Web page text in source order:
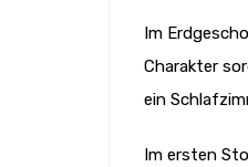
Im
Charakter
ein
Im ersten